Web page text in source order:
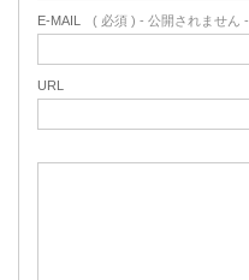
E-MAIL ( 必須 ) - 公開されません -
URL